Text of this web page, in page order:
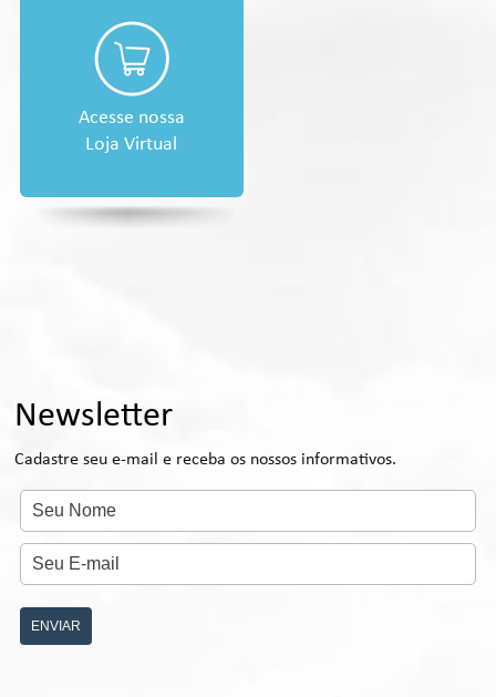
Acesse nossa
Loja Virtual
Newsletter
Cadastre seu e-mail e receba os nossos informativos.
ENVIAR